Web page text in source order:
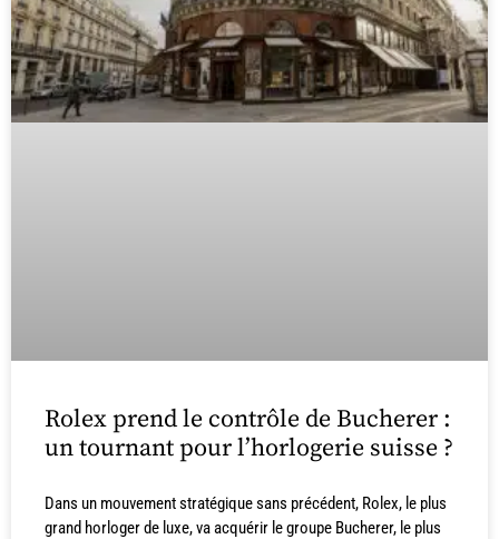
Rolex prend le contrôle de Bucherer :
un tournant pour l’horlogerie suisse ?
Dans un mouvement stratégique sans précédent, Rolex, le plus
grand horloger de luxe, va acquérir le groupe Bucherer, le plus